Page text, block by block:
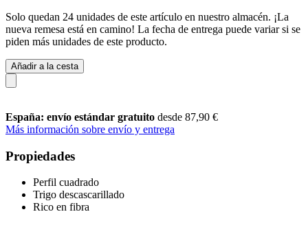
Solo quedan 24 unidades de este artículo en nuestro almacén. ¡La
nueva remesa está en camino! La fecha de entrega puede variar si se
piden más unidades de este producto.
Añadir a la cesta
España: envío estándar gratuito desde 87,90 €
Más información sobre envío y entrega
Propiedades
Perfil cuadrado
Trigo descascarillado
Rico en fibra